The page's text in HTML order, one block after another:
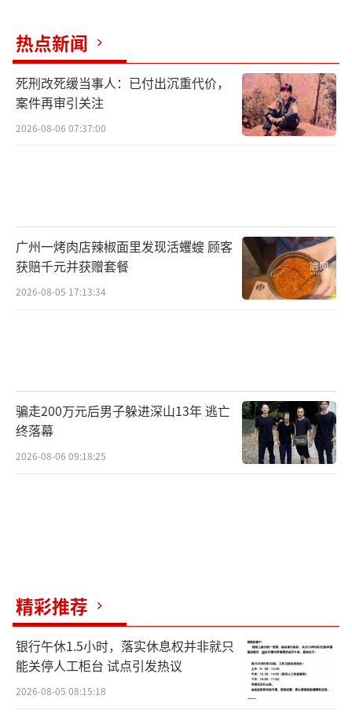
热点新闻
死刑改死缓当事人：已付出沉重代价，
案件再审引关注
2026-08-06 07:37:00
广州一烤肉店辣椒面里发现活蠼螋 顾客
获赔千元并获赠套餐
2026-08-05 17:13:34
骗走200万元后男子躲进深山13年 逃亡
终落幕
2026-08-06 09:18:25
精彩推荐
银行午休1.5小时，落实休息权并非就只
能关停人工柜台 试点引发热议
2026-08-05 08:15:18